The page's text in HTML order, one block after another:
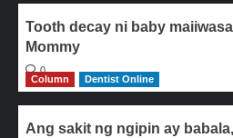
Tooth decay ni baby
Mommy
0
Column
Dentist Online
Ang sakit ng ngipin ay